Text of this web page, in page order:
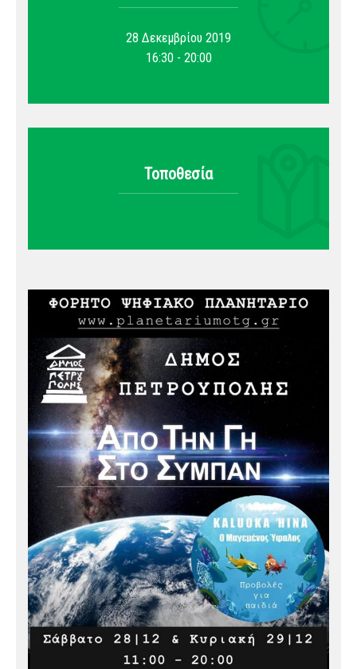
28 Δεκεμβρίου 2019
16:30 - 20:00
Τοποθεσία